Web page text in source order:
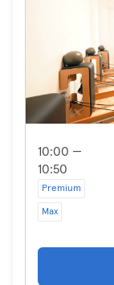
10:00 —
10:50
Premium
Max